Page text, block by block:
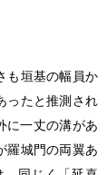
も垣基の幅員か
ったと推測され
に一丈の溝があ
羅城門の両翼あ